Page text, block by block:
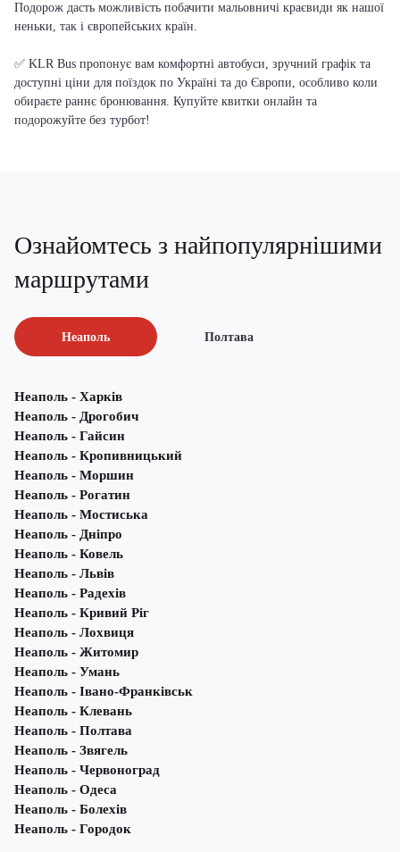
Подорож дасть можливість побачити мальовничі краєвиди як нашої
неньки, так і європейських країн.
✅ KLR Bus пропонує вам комфортні автобуси, зручний графік та
доступні ціни для поїздок по Україні та до Європи, особливо коли
обираєте раннє бронювання. Купуйте квитки онлайн та
подорожуйте без турбот!
Ознайомтесь з найпопулярнішими
маршрутами
Неаполь Полтава
Неаполь - Харків
Неаполь - Дрогобич
Неаполь - Гайсин
Неаполь - Кропивницький
Неаполь - Моршин
Неаполь - Рогатин
Неаполь - Мостиська
Неаполь - Дніпро
Неаполь - Ковель
Неаполь - Львів
Неаполь - Радехів
Неаполь - Кривий Ріг
Неаполь - Лохвиця
Неаполь - Житомир
Неаполь - Умань
Неаполь - Івано-Франківськ
Неаполь - Клевань
Неаполь - Полтава
Неаполь - Звягель
Неаполь - Червоноград
Неаполь - Одеса
Неаполь - Болехів
Неаполь - Городок